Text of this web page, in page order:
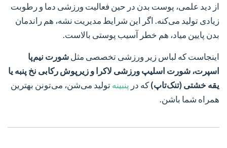
از دید علمی، پوست بدن در حین فعالیت ورزشی دما و رطوبت
زیادی تولید می‌کنه. اگر این شرایط مدیریت نشه، هم راندمان
بدن پایین میاد، هم خطر آسیب پوستی بالاست.
اینجاست که لباس زیر ورزشی تخصصی مثلشورت نیم‌پا
اسپرت، شورت اسلیپ ورزشی لاکرا و زیرپوش رکابی نخ پنبه یا
یقه خشتی (تنک‌تاپ)که در پنبینهتولید می‌شن، می‌تونن بهترین
همراه شما باشن.